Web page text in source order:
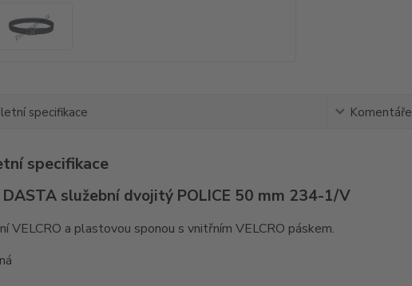
specifikace Komentáře
specifikace
DASTA služební dvojitý POLICE 50 mm 234-1/V
VELCRO a plastovou sponou s vnitřním VELCRO páskem.